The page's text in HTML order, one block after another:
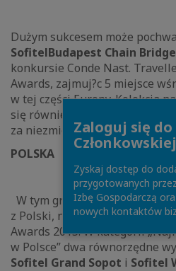
Dużym sukcesem może
SofitelBudapest Chain Bridge
konkursie Conde Nast.
Awards, zajmuj?c 5 miejsce
w tej części Europy. Kolekcja
się również o Trip Advisor
za niezmiennie świetne
POLSKA
W tym gronie znalazły się też
z Polski, nagrodzone w
Awards 2015. W kategorii
w Polsce” dwa równorzędne
Sofitel Grand Sopot i Sofitel
Zaloguj się
Zyskaj dostęp do
przygotowanych
Izbę Gospodarczą
nowych kontaktów